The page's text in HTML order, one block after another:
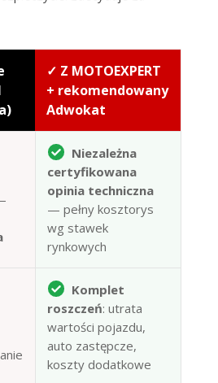
✓ Z MOTOEXPERT
+ rekomendowany
Adwokat
Niezależna
certyfikowana
opinia techniczna
— pełny kosztorys
wg stawek
rynkowych
Komplet
roszczeń: utrata
wartości pojazdu,
auto zastępcze,
koszty dodatkowe